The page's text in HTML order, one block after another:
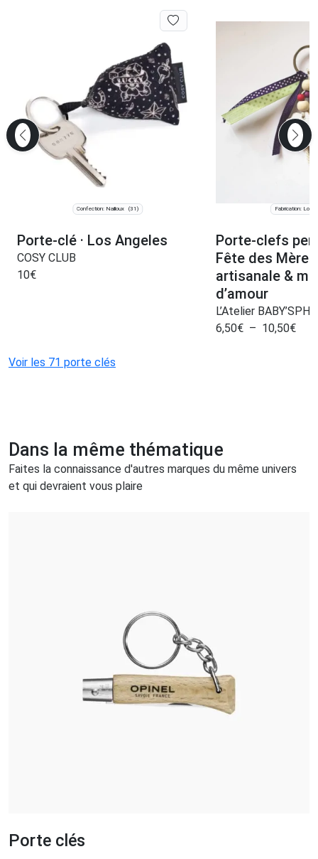
Confection: Nailloux (31)
Porte-clé · Los Angeles
COSY CLUB
10€
Fabrication:
Porte‑clefs
Fête des
artisanale &
d’amour
L’Atelier
6,50€ – 10,50€
Voir les 71 porte clés
Dans la même thématique
Faites la connaissance d'autres marques du même univers
et qui devraient vous plaire
Porte clés